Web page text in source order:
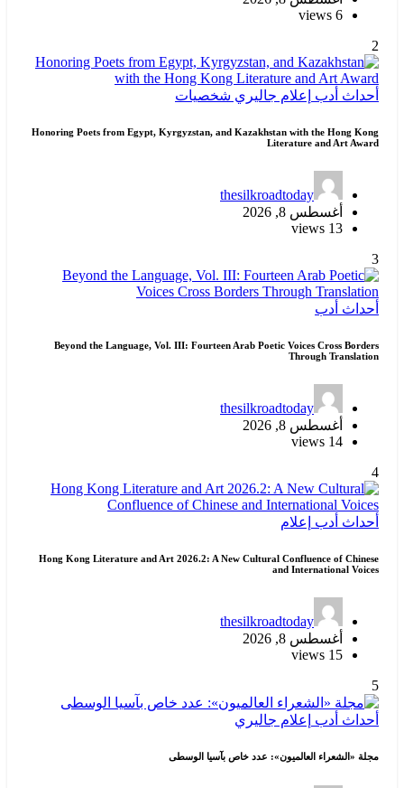
6 views
2
أحداث أدب إعلام جاليري شخصيات
Honoring Poets from Egypt, Kyrgyzstan, and Kazakhstan with the Hong Kong
Literature and Art Award
thesilkroadtoday
أغسطس 8, 2026
13 views
3
أحداث أدب
Beyond the Language, Vol. III: Fourteen Arab Poetic Voices Cross Borders
Through Translation
thesilkroadtoday
أغسطس 8, 2026
14 views
4
أحداث أدب إعلام
Hong Kong Literature and Art 2026.2: A New Cultural Confluence of Chinese
and International Voices
thesilkroadtoday
أغسطس 8, 2026
15 views
5
أحداث أدب إعلام جاليري
مجلة «الشعراء العالميون»: عدد خاص بآسيا الوسطى